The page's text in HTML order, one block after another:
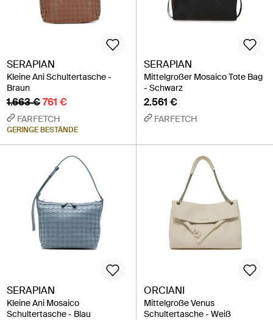
SERAPIAN
Kleine Ani Schultertasche -
Braun
1.663 €761 €
FARFETCH
GERINGE BESTÄNDE
SERAPIAN
Mittelgroßer Mosaico Tote Bag
- Schwarz
2.561 €
FARFETCH
SERAPIAN
Kleine Ani Mosaico
Schultertasche - Blau
ORCIANI
Mittelgroße Venus
Schultertasche - Weiß